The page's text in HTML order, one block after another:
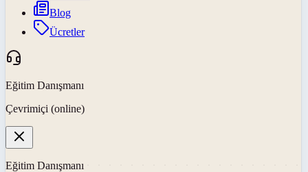
Blog
Ücretler
Eğitim Danışmanı
Çevrimiçi (online)
Eğitim Danışmanı